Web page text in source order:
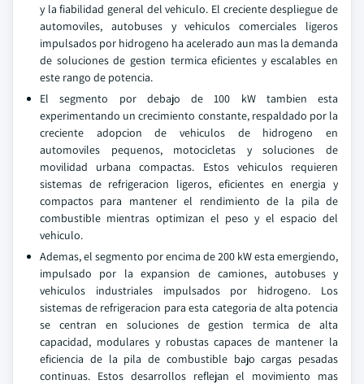
y la fiabilidad general del vehiculo. El creciente despliegue de
automoviles, autobuses y vehiculos comerciales ligeros
impulsados por hidrogeno ha acelerado aun mas la demanda
de soluciones de gestion termica eficientes y escalables en
este rango de potencia.
El segmento por debajo de 100 kW tambien esta
experimentando un crecimiento constante, respaldado por la
creciente adopcion de vehiculos de hidrogeno en
automoviles pequenos, motocicletas y soluciones de
movilidad urbana compactas. Estos vehiculos requieren
sistemas de refrigeracion ligeros, eficientes en energia y
compactos para mantener el rendimiento de la pila de
combustible mientras optimizan el peso y el espacio del
vehiculo.
Ademas, el segmento por encima de 200 kW esta emergiendo,
impulsado por la expansion de camiones, autobuses y
vehiculos industriales impulsados por hidrogeno. Los
sistemas de refrigeracion para esta categoria de alta potencia
se centran en soluciones de gestion termica de alta
capacidad, modulares y robustas capaces de mantener la
eficiencia de la pila de combustible bajo cargas pesadas
continuas. Estos desarrollos reflejan el movimiento mas